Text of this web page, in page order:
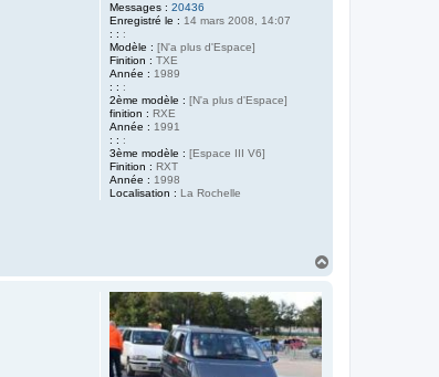
Messages : 20436
Enregistré le : 14 mars 2008, 14:07
: : :
Modèle : [N'a plus d'Espace]
Finition : TXE
Année : 1989
: : :
2ème modèle : [N'a plus d'Espace]
finition : RXE
Année : 1991
: : :
3ème modèle : [Espace III V6]
Finition : RXT
Année : 1998
Localisation : La Rochelle